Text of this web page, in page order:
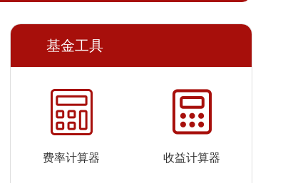
07-27
2026-
1.3130
2026-
07-23
1.3287
2026-
1.3268
2026-
1.3311
基金工具
费率计算器 收益计算器